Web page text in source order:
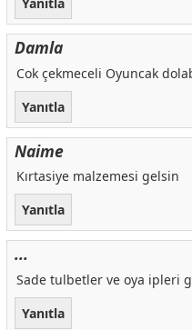
Damla
Cok çekmeceli Oyuncak
Yanıtla
Naime
Kırtasiye malzemesi gelsin
Yanıtla
...
Sade tulbetler ve oya ipleri
Yanıtla